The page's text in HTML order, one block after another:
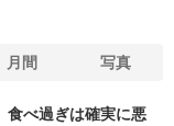
月間 写真
食べ過ぎは確実に悪